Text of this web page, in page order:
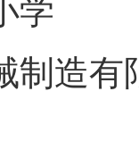
市
机